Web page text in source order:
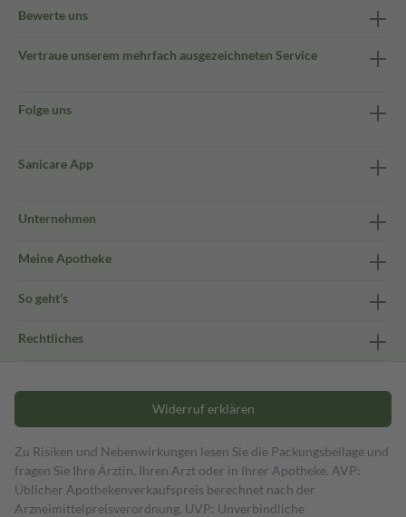
Bewerte uns
Vertraue unserem mehrfach ausgezeichneten Service
Folge uns
Sanicare App
Unternehmen
Meine Apotheke
So geht's
Rechtliches
Widerruf erklären
Zu Risiken und Nebenwirkungen lesen Sie die Packungsbeilage und
fragen Sie Ihre Ärztin, Ihren Arzt oder in Ihrer Apotheke. AVP:
Üblicher Apothekenverkaufspreis berechnet nach der
Arzneimittelpreisverordnung. UVP: Unverbindliche